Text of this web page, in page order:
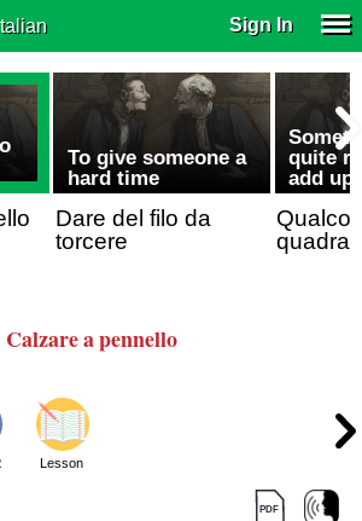
Sign In
To give someone a
hard time
Dare del filo da
torcere
quite
add up
quadra
Calzare a pennello
Lesson